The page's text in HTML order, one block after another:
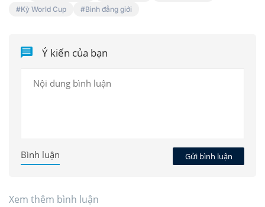
Kỳ World Cup
Bình đẳng giới
Ý kiến của bạn
Gửi bình luận
Bình luận
Xem thêm bình luận